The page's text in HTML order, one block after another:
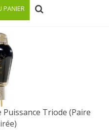
PANIER
Puissance Triode (Paire